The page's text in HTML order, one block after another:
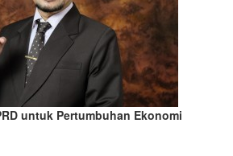
untuk Pertumbuhan Ekonomi